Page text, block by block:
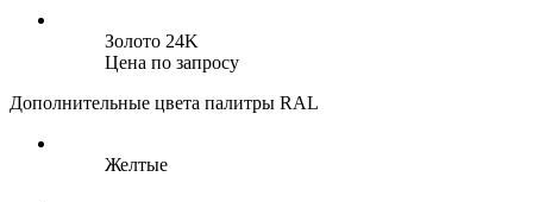
Золото 24K
Цена по запросу
Дополнительные цвета палитры RAL
Желтые